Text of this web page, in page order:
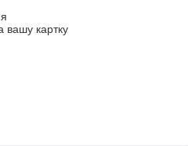
вашу картку